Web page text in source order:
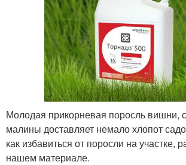
Молодая прикорневая поросль вишни,
малины доставляет немало хлопот
как избавиться от поросли на участке,
нашем материале.